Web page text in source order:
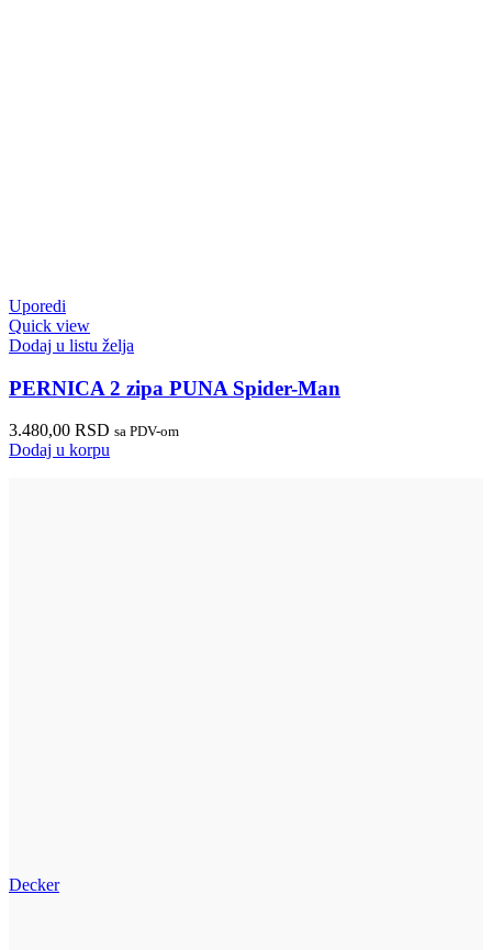
Uporedi
Quick view
Dodaj u listu želja
PERNICA 2 zipa PUNA Spider-Man
3.480,00 RSD sa PDV-om
Dodaj u korpu
Decker